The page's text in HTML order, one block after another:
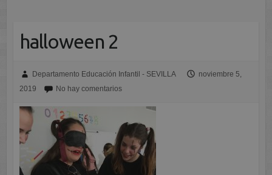
halloween 2
Departamento Educación Infantil - SEVILLA
noviembre 5,
2019
No hay comentarios